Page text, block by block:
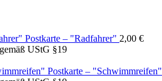
Postkarte – "Radfahrer" 2,00 €
UStG §19
Postkarte – "Schwimmreifen"